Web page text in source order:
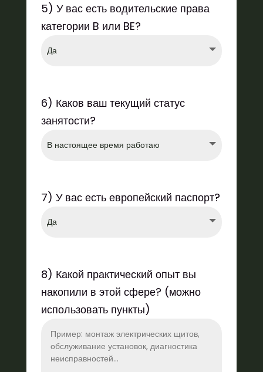
5) У вас есть водительские права
категории B или BE?
6) Каков ваш текущий статус
занятости?
7) У вас есть европейский паспорт?
8) Какой практический опыт вы
накопили в этой сфере? (можно
использовать пункты)